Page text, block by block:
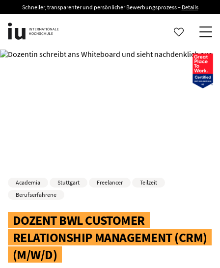
Schneller, transparenter und persönlicher Bewerbungsprozess – Details
DOZENT BWL CUSTOMER
RELATIONSHIP MANAGEMENT (CRM)
(M/W/D)
Academia Stuttgart Freelancer
Teilzeit
Berufserfahrene